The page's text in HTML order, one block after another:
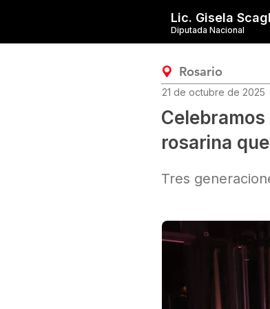
Diputada Nacional
Lic. Gisela
Rosario
21 de octubre de 2025
rosarina
Tres